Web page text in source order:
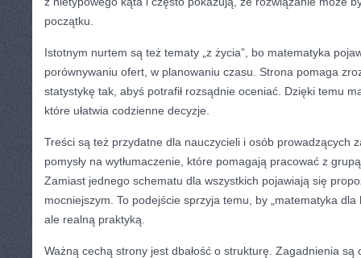
początku.
Istotnym nurtem są też tematy „z życia”, bo matematyka
porównywaniu ofert, w planowaniu czasu. Strona pomaga
statystykę tak, abyś potrafił rozsądnie oceniać. Dzięki temu
które ułatwia codzienne decyzje.
Treści są też przydatne dla nauczycieli i osób prowadzących
pomysły na wytłumaczenie, które pomagają pracować z
Zamiast jednego schematu dla wszystkich pojawiają się
mocniejszym. To podejście sprzyja temu, by „matematyka dla
ale realną praktyką.
Ważną cechą strony jest dbałość o strukturę. Zagadnienia są